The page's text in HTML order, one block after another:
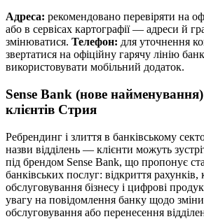
Адреса: рекомендовано перевіряти на
або в сервісах картографії — адреси й
змінюватися. Телефон: для уточнення
звертатися на офіційну гарячу лінію
використовувати мобільний додаток.
Sense Bank (нове
клієнтів Стрия
Ребрендинг і злиття в банківському
назви відділень — клієнти можуть
під брендом Sense Bank, що пропонує
банківських послуг: відкриття
обслуговування бізнесу і цифрові
увагу на повідомлення банку щодо
обслуговування або перенесення